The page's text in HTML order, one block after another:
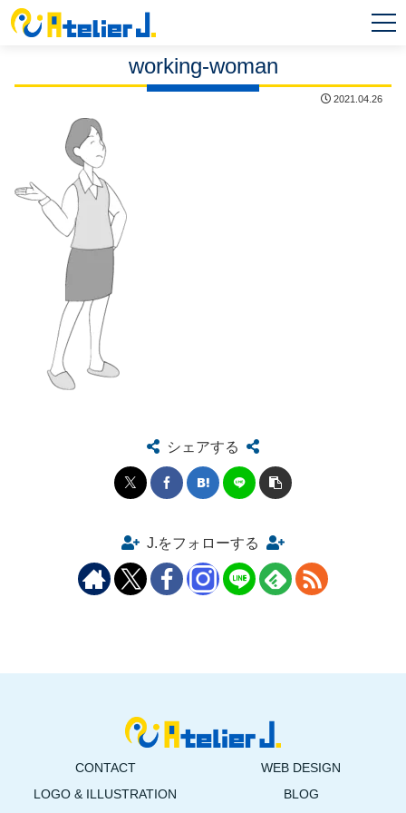
working-woman
2021.04.26
シェアする
J.をフォローする
CONTACT
WEB DESIGN
LOGO & ILLUSTRATION
BLOG